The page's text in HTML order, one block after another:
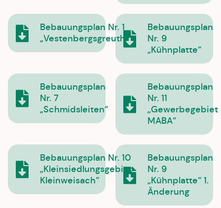
Bebauungsplan Nr. 1
„Vestenbergsgreuth“
Bebauungsplan
Nr. 9
„Kühnplatte“
Bebauungsplan
Nr. 7
„Schmidsleiten“
Bebauungsplan
Nr. 11
„Gewerbegebiet
MABA“
Bebauungsplan Nr. 10
„Kleinsiedlungsgebiet
Kleinweisach“
Bebauungsplan
Nr. 9
„Kühnplatte“ 1.
Änderung